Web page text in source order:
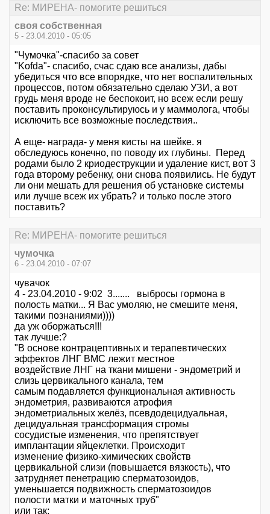
Re: МИРЕНА- помогите решиться
своя собственная
5 - 23.04.2010 - 05:05
"Чумочка"-спасибо за совет
"Kofda"- спасибо, счас сдаю все анализы, дабы
убедиться что все впорядке, что нет воспалительных
процессов, потом обязательно сделаю УЗИ, а вот
грудь меня вроде не беспокоит, но всеж если решу
поставить проконсультируюсь и у маммолога, чтобы
исключить все возможные последствия..
А еще- награда- у меня кисты на шейке. я
обследуюсь конечно, по поводу их глубины. Перед
родами было 2 криодеструкции и удаление кист, вот 3
года второму ребенку, они снова появились. Не будут
ли они мешать для решения об установке системы
или лучше всеж их убрать? и только после этого
поставить?
Re: МИРЕНА- помогите решиться
чумочка
6 - 23.04.2010 - 07:07
чувачок
4 - 23.04.2010 - 9:02 3....... выбросы гормона в
полость матки... Я Вас умоляю, не смешите меня,
такими познаниями))))
да уж оборжаться!!!
так лучше:?
"В основе контрацептивных и терапевтических
эффектов ЛНГ ВМС лежит местное
воздействие ЛНГ на ткани мишени - эндометрий и
слизь цервикального канала, тем
самым подавляется функциональная активность
эндометрия, развиваются атрофия
эндометриальных желёз, псевдодецидуальная,
децидуальная трансформация стромы
сосудистые изменения, что препятствует
имплантации яйцеклетки. Происходит
изменение физико-химических свойств
цервикальной слизи (повышается вязкость), что
затрудняет пенетрацию сперматозоидов,
уменьшается подвижность сперматозоидов
полости матки и маточных труб"
или так: